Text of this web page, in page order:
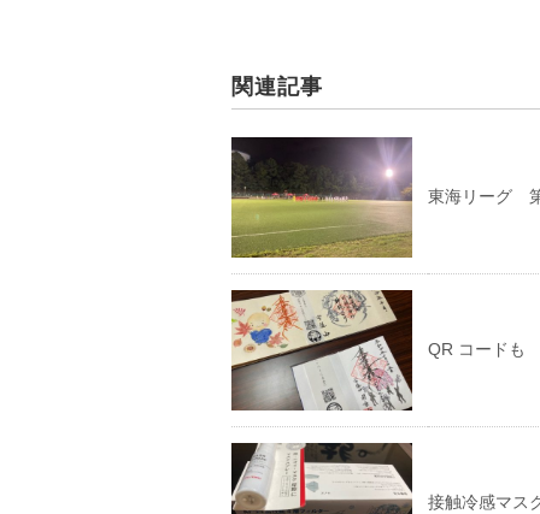
関連記事
東海リーグ
QR コードも
接触冷感マス